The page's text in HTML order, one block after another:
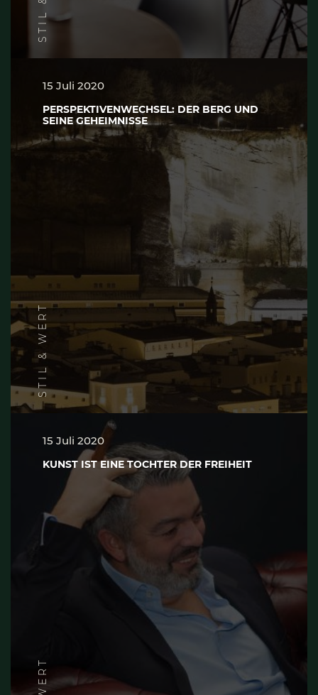
15 Juli 2020
PERSPEKTIVENWECHSEL: DER BERG UND
SEINE GEHEIMNISSE
STIL & WERT
15 Juli 2020
KUNST IST EINE TOCHTER DER FREIHEIT